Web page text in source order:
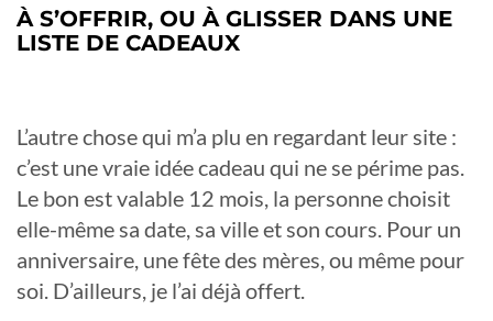
À S’OFFRIR, OU À GLISSER DANS UNE
LISTE DE CADEAUX
L’autre chose qui m’a plu en regardant leur site :
c’est une vraie idée cadeau qui ne se périme pas.
Le bon est valable 12 mois, la personne choisit
elle-même sa date, sa ville et son cours. Pour un
anniversaire, une fête des mères, ou même pour
soi. D’ailleurs, je l’ai déjà offert.